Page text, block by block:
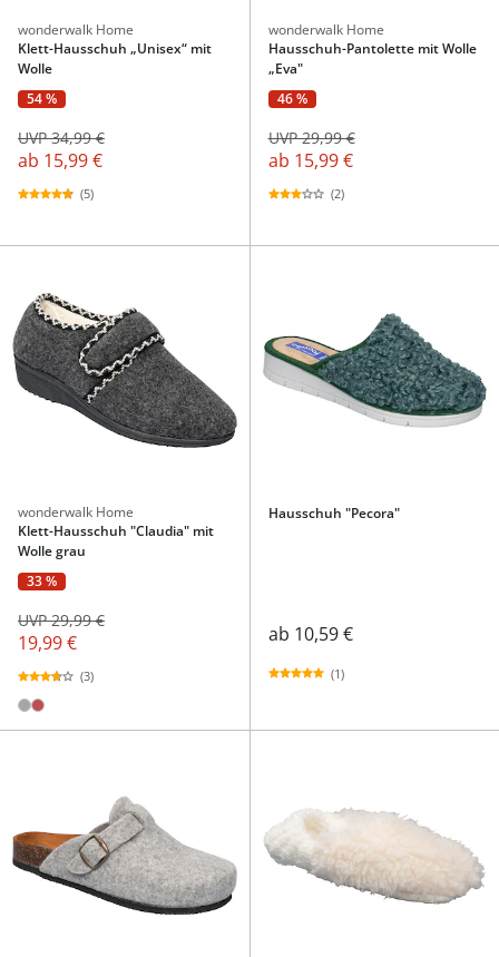
wonderwalk Home
Klett-Hausschuh „Unisex“ mit
Wolle
54 %
ab 15,99 €
UVP 34,99 €
(5)
wonderwalk Home
Hausschuh-Pantolette mit Wolle
„Eva"
46 %
ab 15,99 €
UVP 29,99 €
(2)
wonderwalk Home
Klett-Hausschuh "Claudia" mit
Wolle grau
33 %
19,99 €
UVP 29,99 €
(3)
Hausschuh "Pecora"
ab 10,59 €
(1)